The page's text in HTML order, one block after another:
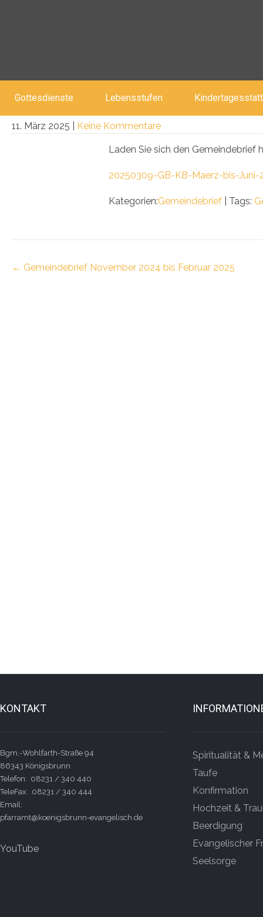
Gottesdienste Lebensstufen
GEMEINDEBRIEF MÄRZ BIS
11. März 2025 Keine Kommentare
Laden Sie sich den Gemeindebrief
20250309-GB-KB-Maerz-bis-Juni-
Kategorien:Gemeindebrief | Tags:
Post
navigation
← Gemeindebrief November 2024 bis Februar 2025
KONTAKT
Bgm.-Wohlfarth-Straße 94
86343 Königsbrunn
Telefon: 08231 / 340 440
TeleFax: 08231 / 340 444
Email:
pfarramt@koenigsbrunn-evangelisch.de
YouTube
Spiritualität &
Taufe
Konfirmation
Hochzeit &
Beerdigung
Evangelischer
Seelsorge